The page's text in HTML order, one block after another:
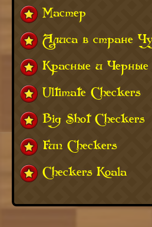
Мастер
Алиса в стране
Красные и Черные
Ultimate Checkers
Big Shot Checkers
Fun Checkers
Checkers Koala